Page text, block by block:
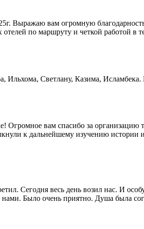
Выражаю вам огромную
по маршруту и четкой работой в
Ильхома, Светлану, Казима,
вам спасибо за организацию
к дальнейшему изучению истории
Сегодня весь день возил нас. И
Было очень приятно. Душа была